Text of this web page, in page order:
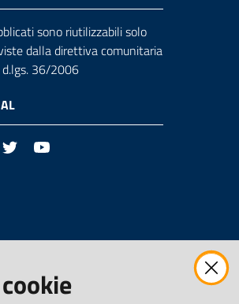
sono riutilizzabili solo
dalla direttiva comunitaria
36/2006
Twitter